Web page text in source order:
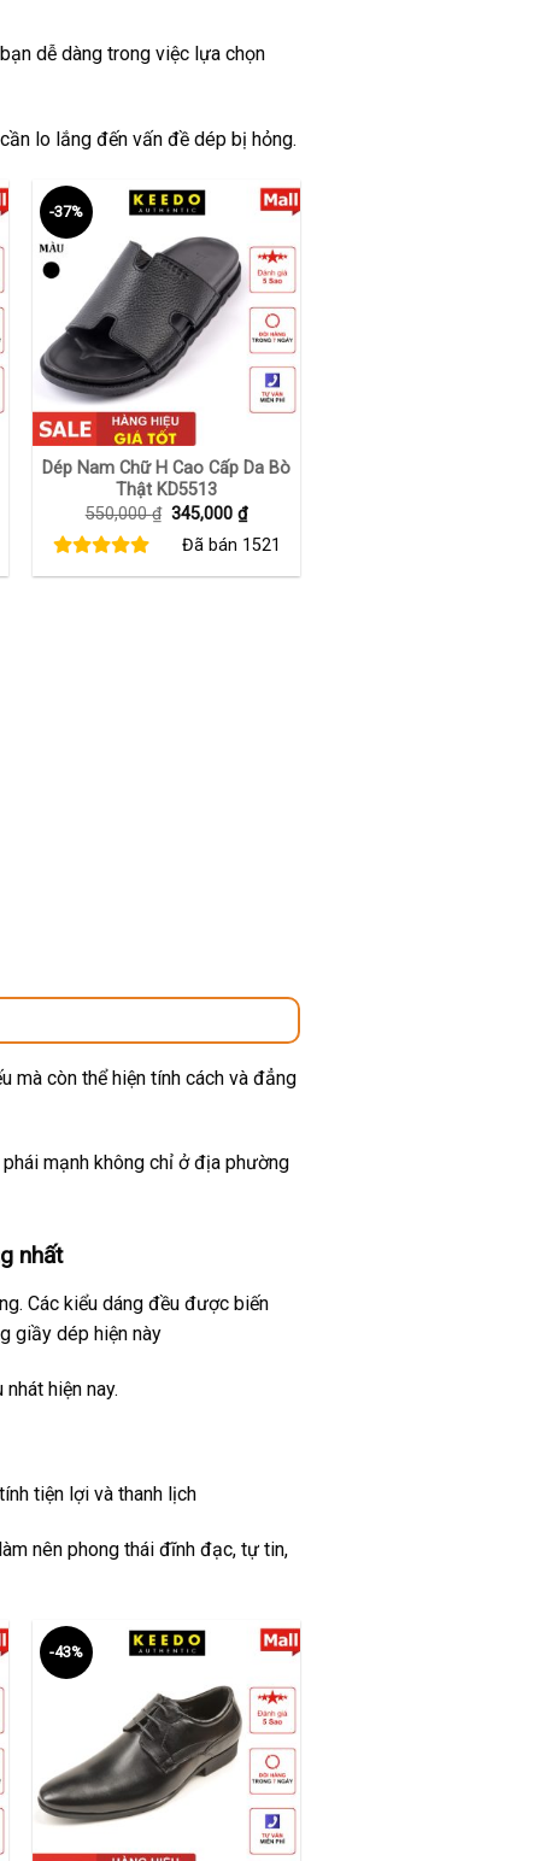
dễ dàng trong việc lựa chọn
lo lắng đến vấn đề dép bị hỏng.
₫.
-37%
+
Dép Nam Chữ H Cao Cấp Da Bò
Thật KD5513
550,000₫ Giá
là:
345,000₫Giá
hiện
tại
345,000 ₫.
Đã bán 1521
còn thể hiện tính cách và đẳng
mạnh không chỉ ở địa phường
nhất
Các kiểu dáng đều được biến
giầy dép hiện này
hiện nay.
tiện lợi và thanh lịch
nên phong thái đĩnh đạc, tự tin,
-43%